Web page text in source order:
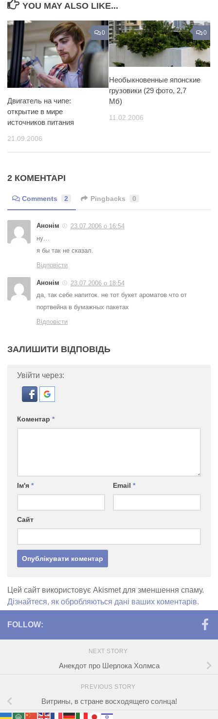
YOU MAY ALSO LIKE...
0
Двигатель на чипе:
открытие в мире
источников питания
21.09.2006
0
Необыкновенные японские
грузовики (29 фото, 2,7
Мб)
11.02.2006
2 КОМЕНТАРІ
Comments 2 Pingbacks 0
Анонім
23.07.2006 о 16:54
ну…
я бы так не сказал.
Відповісти
Анонім
23.07.2006 о 18:54
да, так себе напиток. не тот букет ароматов что от
портвейна в бумажных пакетах
Відповісти
ЗАЛИШИТИ ВІДПОВІДЬ
Увійти через:
Коментар *
Ім'я * Email *
Сайт
Цей сайт використовує Akismet для зменшення спаму.
Дізнайтеся, як обробляються дані ваших коментарів.
FOLLOW:
NEXT STORY
Анекдот про Шерлока Холмса
PREVIOUS STORY
Витрины, в стране восходящего солнца!